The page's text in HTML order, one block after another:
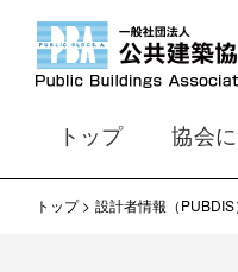
トップ 協会
トップ 設計者情報（PUBDIS